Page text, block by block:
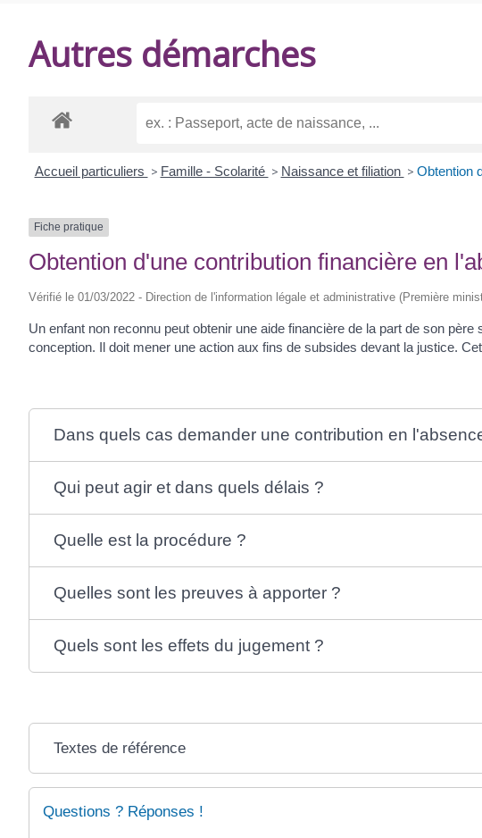
Autres démarches
Accueil particuliers > Famille - Scolarité > Naissance et filiation > Obtention
Fiche pratique
Obtention d'une contribution financière en
Vérifié le 01/03/2022 - Direction de l'information légale et administrative (Première
Un enfant non reconnu peut obtenir une aide financière de la part de son
conception. Il doit mener une action aux fins de subsides devant la justice.
Dans quels cas demander une contribution en
Qui peut agir et dans quels délais ?
Quelle est la procédure ?
Quelles sont les preuves à apporter ?
Quels sont les effets du jugement ?
Textes de référence
Questions ? Réponses !